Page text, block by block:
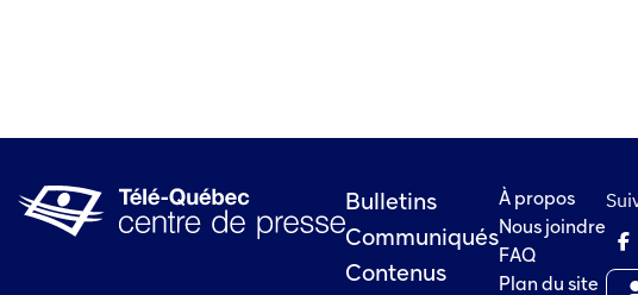
Bulletins
Communiqués
Contenus
À propos
Nous joindre
FAQ
Plan du site